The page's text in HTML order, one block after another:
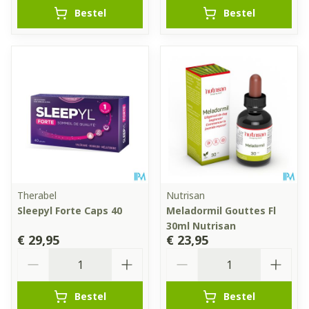
Bestel Bestel
Therabel
Sleepyl Forte Caps 40
€ 29,95
Bestel
Nutrisan
Meladormil Gouttes Fl
30ml Nutrisan
€ 23,95
Bestel